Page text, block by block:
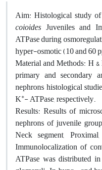
Aim: Histological study
coioides Juveniles and
ATPase during
hyper-osmotic (10 and 60
Material and Methods: H
primary and secondary
nephrons histological
K+- ATPase, respectively.
Results: Results of
nephrons of juvenile
Neck segment,
Immunolocalization of
ATPase was distributed